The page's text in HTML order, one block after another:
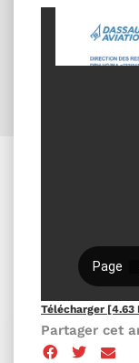
Télécharger [4.63
Partager cet